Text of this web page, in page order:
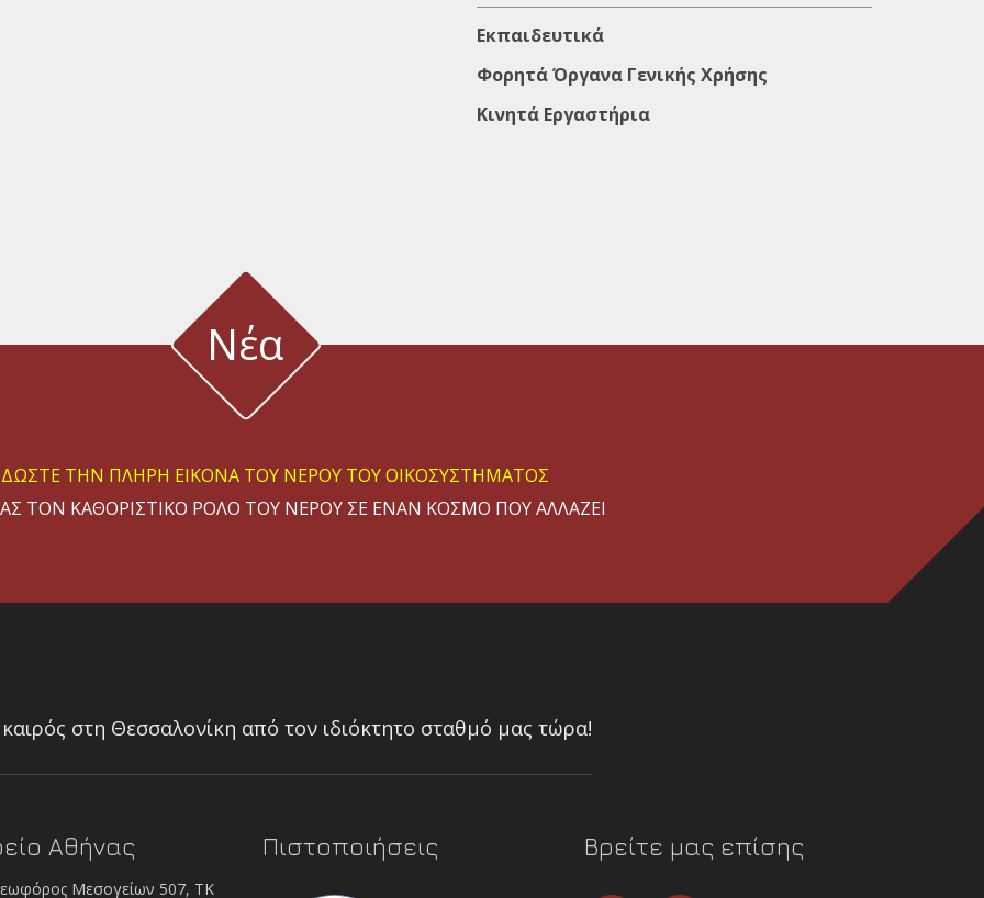
Εκπαιδευτικά
Φορητά Όργανα Γενικής Χρήσης
Κινητά Εργαστήρια
Νέα
καινοτόμα όργανα φυσιολογίας φυτών από τον οίκο ADC
ΤΗΝ ΠΛΗΡΗ ΕΙΚΟΝΑ ΤΟΥ ΝΕΡΟΥ ΤΟΥ ΟΙΚΟΣΥΣΤΗΜΑΤΟΣ
ΤΟΝ ΚΑΘΟΡΙΣΤΙΚΟ ΡΟΛΟ ΤΟΥ ΝΕΡΟΥ ΣΕ ΕΝΑΝ ΚΟΣΜΟ ΠΟΥ ΑΛΛΑΖΕΙ
11 Μαρτίου 2025
ΕΠΙΔΕΙΞΗ ΟΡΓΑΝΩΝ ΥΔΡΟΜΕΤΡΗΣΗΣ
καινοτόμα όργανα φυσιολογίας φυτών από τον οίκο ADC
στη Θεσσαλονίκη από τον ιδιόκτητο σταθμό μας τώρα!
Αθήνας
Μεσογείων 507, ΤΚ
Πιστοποιήσεις Βρείτε μας επίσης